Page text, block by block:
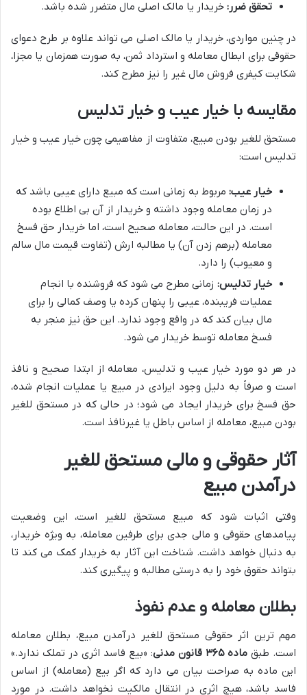
تحقق ضرر: خریدار یا مالک اصلی مال متضرر شده باشد.
در چنین مواردی، خریدار یا مالک اصلی می تواند علاوه بر طرح دعوای
حقوقی برای ابطال معامله و استرداد ثمن، به صورت همزمان یا مجزا،
شکایت کیفری فروش مال غیر را نیز مطرح کند.
مقایسه با خیار عیب و خیار تدلیس
مستحق للغیر بودن مبیع، متفاوت از مفاهیمی چون خیار عیب و خیار
تدلیس است:
خیار عیب: مربوط به زمانی است که مبیع دارای عیبی باشد که
در زمان معامله وجود داشته و خریدار از آن بی اطلاع بوده
است. در این حالت، معامله صحیح است، اما خریدار حق فسخ
معامله (برهم زدن آن) یا مطالبه ارش (تفاوت قیمت مال سالم
و معیوب) را دارد.
خیار تدلیس: زمانی مطرح می شود که فروشنده با انجام
عملیات فریبنده، عیبی را پنهان کرده یا وصف کمالی را برای
مال بیان کند که در واقع وجود ندارد. این حق نیز منجر به
فسخ معامله توسط خریدار می شود.
در هر دو مورد خیار عیب و تدلیس، معامله از ابتدا صحیح و نافذ
است و صرفاً به دلیل وجود ایرادی در مبیع یا عملیات انجام شده،
حق فسخ برای خریدار ایجاد می شود؛ در حالی که در مستحق للغیر
بودن مبیع، معامله از اساس باطل یا غیرنافذ است.
آثار حقوقی و مالی مستحق للغیر
درآمدن مبیع
وقتی اثبات شود که مبیع مستحق للغیر است، این وضعیت
پیامدهای حقوقی و مالی جدی برای طرفین معامله، به ویژه خریدار،
به دنبال خواهد داشت. شناخت این آثار به خریدار کمک می کند تا
بتواند حقوق خود را به درستی مطالبه و پیگیری کند.
بطلان معامله و عدم نفوذ
مهم ترین اثر حقوقی مستحق للغیر درآمدن مبیع، بطلان معامله
است. طبق ماده ۳۶۵ قانون مدنی
: «بیع فاسد اثری در تملک ندارد.»
این ماده به صراحت بیان می دارد که اگر بیع (معامله) از اساس
فاسد باشد، هیچ اثری در انتقال مالکیت نخواهد داشت. در مورد